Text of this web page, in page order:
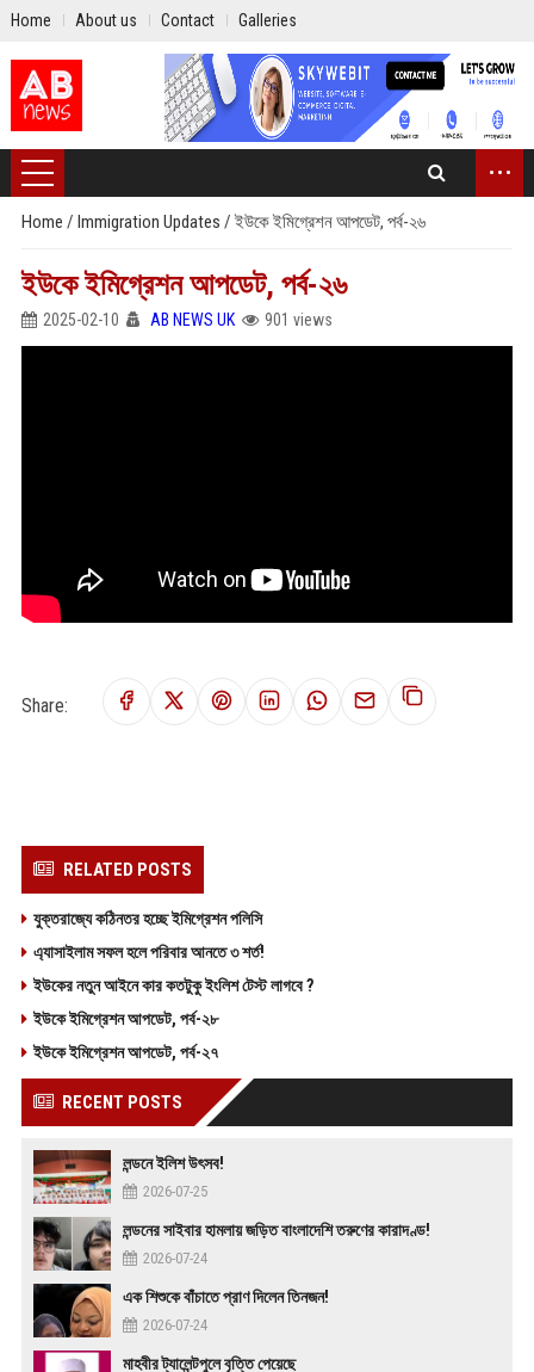
Home About us Contact Galleries
...
Home / Immigration Updates / ইউকে ইমিগ্রেশন আপডেট, পর্ব-২৬
ইউকে ইমিগ্রেশন আপডেট, পর্ব-২৬
2025-02-10 AB NEWS UK 901 views
Share:
RELATED POSTS
যুক্তরাজ্যে কঠিনতর হচ্ছে ইমিগ্রেশন পলিসি
এ‍্যাসাইলাম সফল হলে পরিবার আনতে ৩ শর্ত!
ইউকের নতুন আইনে কার কতটুকু ইংলিশ টেস্ট লাগবে ?
ইউকে ইমিগ্রেশন আপডেট, পর্ব-২৮
ইউকে ইমিগ্রেশন আপডেট, পর্ব-২৭
RECENT POSTS
লন্ডনে ইলিশ উৎসব!
2026-07-25
লন্ডনের সাইবার হামলায় জড়িত বাংলাদেশি তরুণের কারাদণ্ড!
2026-07-24
এক শিশুকে বাঁচাতে প্রাণ দিলেন তিনজন!
2026-07-24
মাহবীর ট্যালেন্টপুলে বৃত্তি পেয়েছে